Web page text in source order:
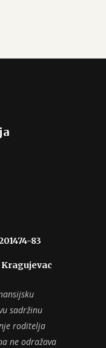
83
Kragujevac
sadržinu
roditelja
ne odražava